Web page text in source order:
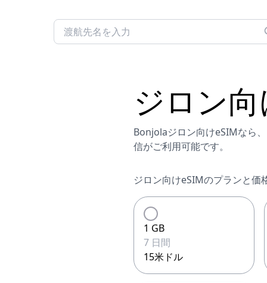
ジロン
Bonjolaジロン向けeSIMなら
信がご利用可能です。
ジロン向けeSIMのプランと価
1 GB
7 日間
15米ドル